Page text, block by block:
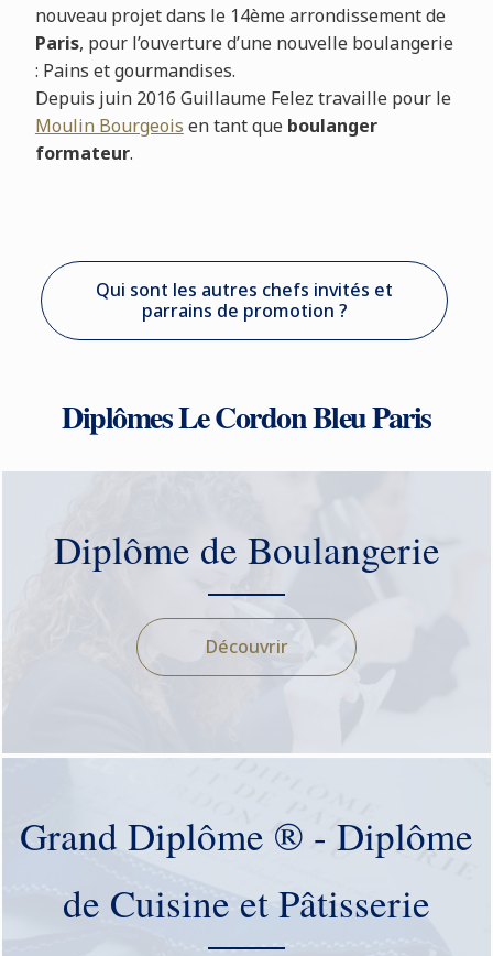
nouveau projet dans le 14ème arrondissement de
Paris, pour l’ouverture d’une nouvelle boulangerie
: Pains et gourmandises.
Depuis juin 2016 Guillaume Felez travaille pour le
Moulin Bourgeois en tant que boulanger
formateur.
Qui sont les autres chefs invités et
parrains de promotion ?
Diplômes Le Cordon Bleu Paris
Diplôme de Boulangerie
Découvrir
Grand Diplôme ® - Diplôme
de Cuisine et Pâtisserie